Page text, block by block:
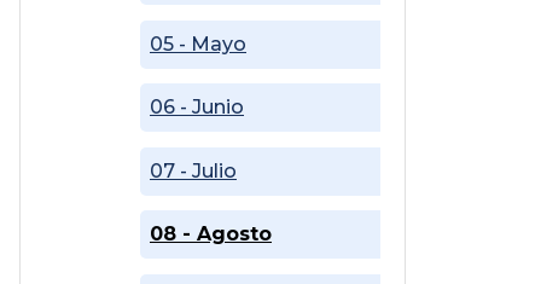
05 - Mayo
06 - Junio
07 - Julio
08 - Agosto